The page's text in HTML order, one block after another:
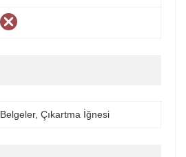
Belgeler, Çıkartma İğnesi